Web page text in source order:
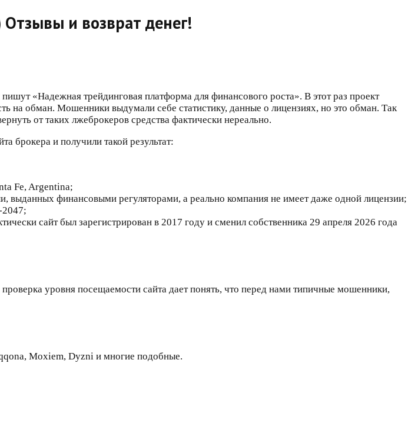
и возврат денег!
«Надежная трейдинговая платформа для финансового роста». В этот раз проект
на обман. Мошенники выдумали себе статистику, данные о лицензиях, но это обман. Так
от таких лжеброкеров средства фактически нереально.
брокера и получили такой результат:
Fe, Argentina;
выданных финансовыми регуляторами, а реально компания не имеет даже одной лицензии;
2047;
сайт был зарегистрирован в 2017 году и сменил собственника 29 апреля 2026 года
уровня посещаемости сайта дает понять, что перед нами типичные мошенники,
Moxiem, Dyzni и многие подобные.